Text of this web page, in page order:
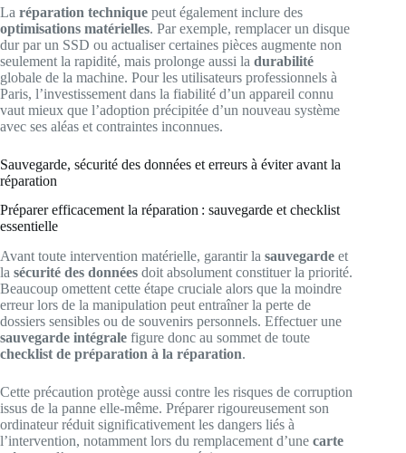
La réparation technique peut également inclure des
optimisations matérielles. Par exemple, remplacer un disque
dur par un SSD ou actualiser certaines pièces augmente non
seulement la rapidité, mais prolonge aussi la durabilité
globale de la machine. Pour les utilisateurs professionnels à
Paris, l’investissement dans la fiabilité d’un appareil connu
vaut mieux que l’adoption précipitée d’un nouveau système
avec ses aléas et contraintes inconnues.
Sauvegarde, sécurité des données et erreurs à éviter avant la
réparation
Préparer efficacement la réparation : sauvegarde et checklist
essentielle
Avant toute intervention matérielle, garantir la sauvegarde et
la sécurité des données doit absolument constituer la priorité.
Beaucoup omettent cette étape cruciale alors que la moindre
erreur lors de la manipulation peut entraîner la perte de
dossiers sensibles ou de souvenirs personnels. Effectuer une
sauvegarde intégrale figure donc au sommet de toute
checklist de préparation à la réparation.
Cette précaution protège aussi contre les risques de corruption
issus de la panne elle-même. Préparer rigoureusement son
ordinateur réduit significativement les dangers liés à
l’intervention, notamment lors du remplacement d’une carte